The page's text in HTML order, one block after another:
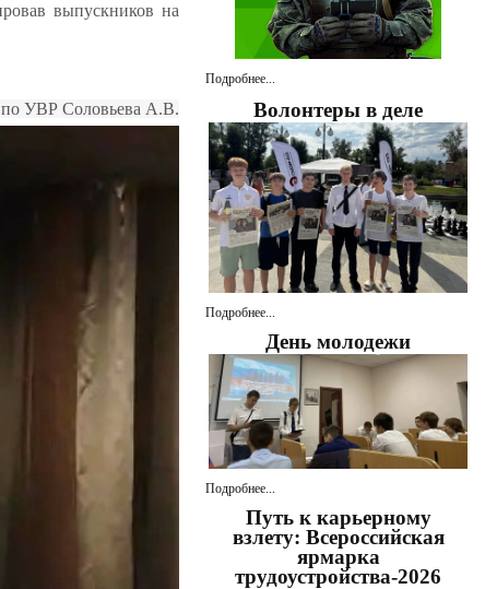
выпускников на
по УВР Соловьева А.В.
Подробнее...
Волонтеры в деле
Подробнее...
День молодежи
Подробнее...
Путь к карьерному
взлету: Всероссийская
ярмарка
трудоустройства-2026